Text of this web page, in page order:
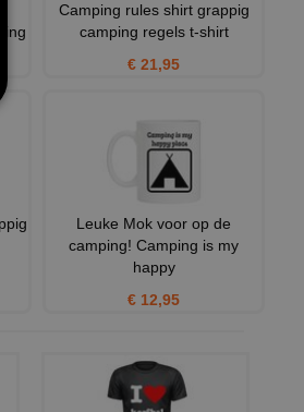
Camping rules shirt grappig
camping regels t-shirt
€ 21,95
Leuke Mok voor op de
camping! Camping is my
happy
€ 12,95